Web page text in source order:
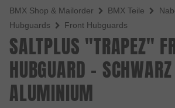
BMX Shop & Mailorder BMX Teile
Hubguards
Front Hubguards
SALTPLUS "TRAPEZ"
HUBGUARD -
ALUMINIUM